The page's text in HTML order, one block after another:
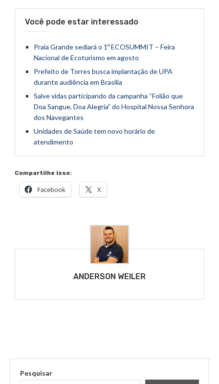
Você pode estar interessado
Praia Grande sediará o 1º ECOSUMMIT – Feira
Nacional de Ecoturismo em agosto
Prefeito de Torres busca implantação de UPA
durante audiência em Brasília
Salve vidas participando da campanha “Folião que
Doa Sangue, Doa Alegria” do Hospital Nossa Senhora
dos Navegantes
Unidades de Saúde tem novo horário de
atendimento
Compartilhe isso:
Facebook X
ANDERSON WEILER
Pesquisar